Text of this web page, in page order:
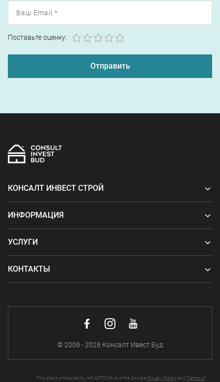
Поставьте оценку: 5
4
3
2
КОНСАЛТ ИНВЕСТ СТРОЙ
ИНФОРМАЦИЯ
УСЛУГИ
КОНТАКТЫ
© 2006 - 2026 Консалт Ивест Буд
This site is protected by reCAPTCHA and the Google Privacy Policyand Terms of